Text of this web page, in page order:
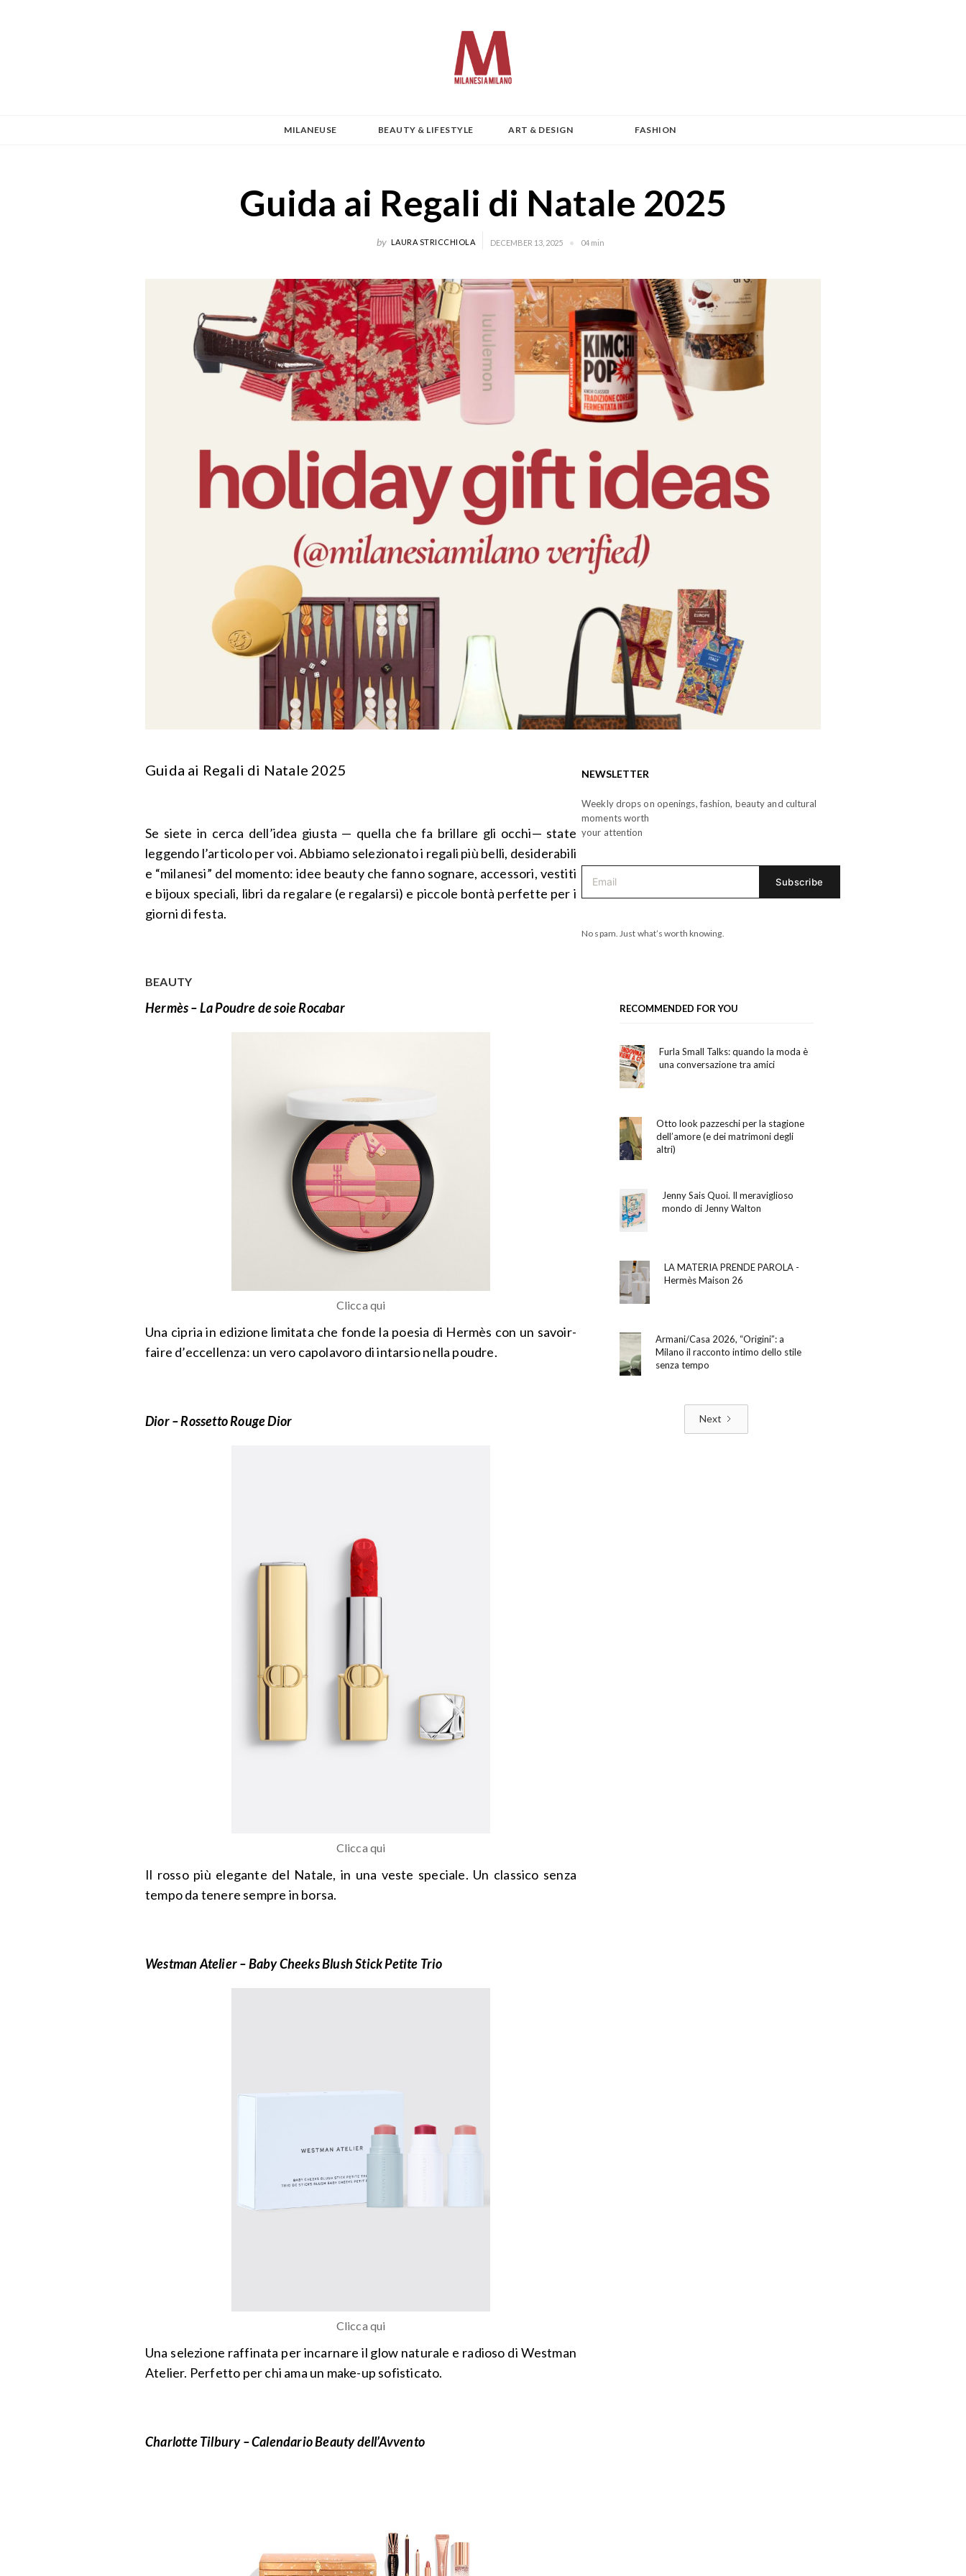
MILANEUSE BEAUTY & LIFESTYLE ART & DESIGN FASHION
Guida ai Regali di Natale 2025
by LAURA STRICCHIOLA DECEMBER 13, 2025 04 min
Guida ai Regali di Natale 2025
Se siete in cerca dell’idea giusta — quella che fa brillare gli occhi— state
leggendo l’articolo per voi. Abbiamo selezionato i regali più belli, desiderabili
e “milanesi” del momento: idee beauty che fanno sognare, accessori, vestiti
e bijoux speciali, libri da regalare (e regalarsi) e piccole bontà perfette per i
giorni di festa.
BEAUTY
Hermès – La Poudre de soie Rocabar
Clicca qui
Una cipria in edizione limitata che fonde la poesia di Hermès con un savoir-
faire d’eccellenza: un vero capolavoro di intarsio nella poudre.
Dior – Rossetto Rouge Dior
Clicca qui
Il rosso più elegante del Natale, in una veste speciale. Un classico senza
tempo da tenere sempre in borsa.
Westman Atelier – Baby Cheeks Blush Stick Petite Trio
Clicca qui
Una selezione raffinata per incarnare il glow naturale e radioso di Westman
Atelier. Perfetto per chi ama un make-up sofisticato.
Charlotte Tilbury – Calendario Beauty dell’Avvento
NEWSLETTER
Weekly drops on openings, fashion, beauty and cultural
moments worth
your attention
No spam. Just what’s worth knowing.
RECOMMENDED FOR YOU
Furla Small Talks: quando la moda è
una conversazione tra amici
Otto look pazzeschi per la stagione
dell’amore (e dei matrimoni degli
altri)
Jenny Sais Quoi. Il meraviglioso
mondo di Jenny Walton
‍LA MATERIA PRENDE PAROLA -
Hermès Maison 26
Armani/Casa 2026, “Origini”: a
Milano il racconto intimo dello stile
senza tempo
Next